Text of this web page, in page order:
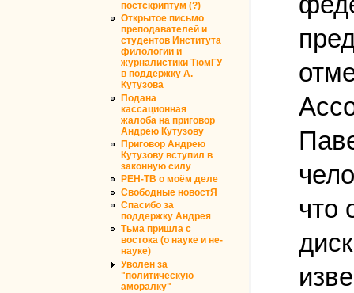
постскриптум (?)
Открытое письмо
преподавателей и
студентов Института
филологии и
журналистики ТюмГУ
в поддержку А.
Кутузова
Подана
кассационная
жалоба на приговор
Андрею Кутузову
Приговор Андрею
Кутузову вступил в
законную силу
РЕН-ТВ о моём деле
Свободные новостЯ
Спасибо за
поддержку Андрея
Тьма пришла с
востока (о науке и не-
науке)
Уволен за
"политическую
аморалку"
что